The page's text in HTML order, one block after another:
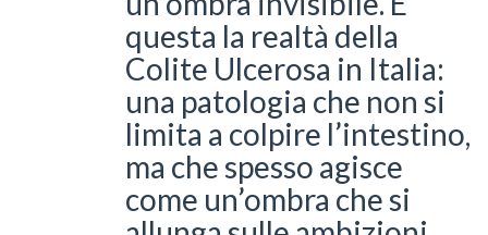
questa la realtà della
Colite Ulcerosa in Italia:
una patologia che non si
limita a colpire l’intestino,
ma che spesso agisce
come un’ombra che si